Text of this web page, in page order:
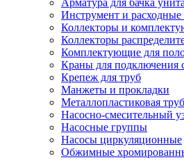
Арматура для бачка
Инструмент и
Коллекторы и
Коллекторы
Комплектующие для
Краны для подключения
Крепеж для труб
Манжеты и прокладки
Металлопластиковая
Насосно-смесительный
Насосные группы
Насосы циркуляционные
Обжимные